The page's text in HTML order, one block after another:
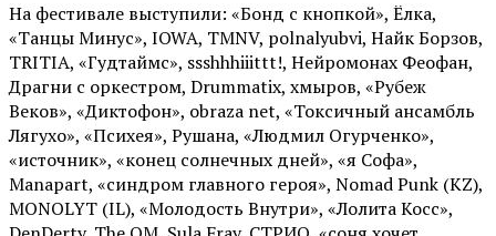
На фестивале выступили: «Бонд с кнопкой», Ёлка,
«Танцы Минус», IOWA, TMNV, polnalyubvi, Найк Борзов,
TRITIA, «Гудтаймс», ssshhhiiittt!, Нейромонах Феофан,
Драгни с оркестром, Drummatix, хмыров, «Рубеж
Веков», «Диктофон», obraza net, «Токсичный ансамбль
Лягухо», «Психея», Рушана, «Людмил Огурченко»,
«источник», «конец солнечных дней», «я Софа»,
Manapart, «синдром главного героя», Nomad Punk (KZ),
MONOLYT (IL), «Молодость Внутри», «Лолита Косс»,